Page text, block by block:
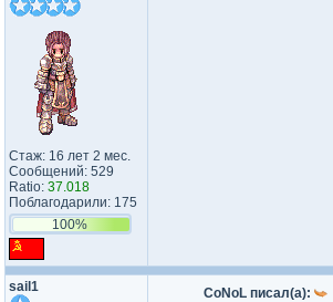
Стаж: 16 лет 2 мес.
Сообщений: 529
Ratio: 37.018
Поблагодарили: 175
100%
sail1 CoNoL писал(а):